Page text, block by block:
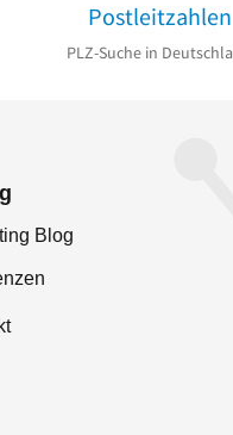
Postleitzahlen
PLZ-Suche in
Blog